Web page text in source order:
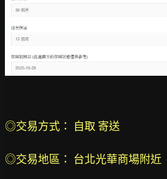
◎交易方式： 自取 寄送
◎交易地區： 台北光華商場附近